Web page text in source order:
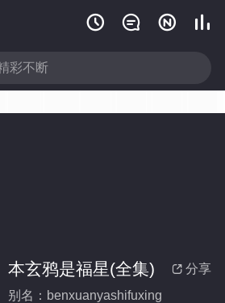
   
 分享
本玄鸦是福星(全集)
别名：benxuanyashifuxing